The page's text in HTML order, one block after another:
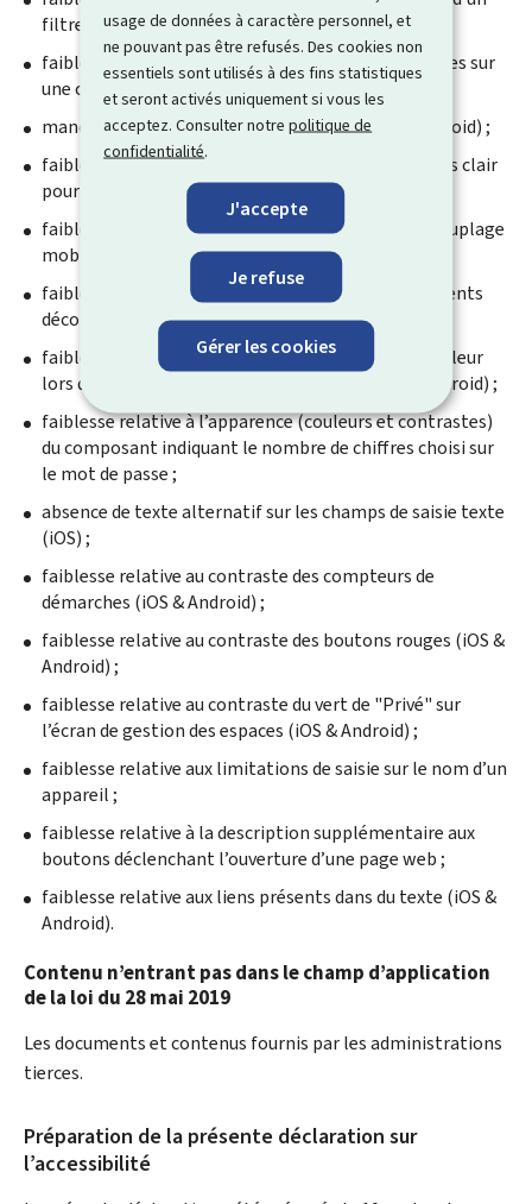
usage de données à caractère personnel, et
ne pouvant pas être refusés. Des cookies non
essentiels sont utilisés à des fins statistiques
et seront activés uniquement si vous les
acceptez. Consulter notrepolitique de
confidentialité.
J'accepte
Je refuse
Gérer les cookies
filtre (iOS & Android) ;
faiblesse relative à l’icône communications non lues sur
une carte d’une démarche (iOS & Android) ;
manque de documents PDF accessibles (iOS & Android) ;
faiblesse relative au contraste du gris foncé sur gris clair
pour les titres et textes (iOS & Android) ;
faiblesse relative à l’animation QR Code dans le couplage
mobile / l’ajout d'un document (iOS & Android) ;
faiblesse relative à la lecture/consultation d’éléments
décoratifs (Android) ;
faiblesse relative à l’information portée par la couleur
lors du couplage de l’appareil (3 étapes) (iOS & Android) ;
faiblesse relative à l’apparence (couleurs et contrastes)
du composant indiquant le nombre de chiffres choisi sur
le mot de passe ;
absence de texte alternatif sur les champs de saisie texte
(iOS) ;
faiblesse relative au contraste des compteurs de
démarches (iOS & Android) ;
faiblesse relative au contraste des boutons rouges (iOS &
Android) ;
faiblesse relative au contraste du vert de "Privé" sur
l’écran de gestion des espaces (iOS & Android) ;
faiblesse relative aux limitations de saisie sur le nom d’un
appareil ;
faiblesse relative à la description supplémentaire aux
boutons déclenchant l’ouverture d’une page web ;
faiblesse relative aux liens présents dans du texte (iOS &
Android).
Contenu n’entrant pas dans le champ d’application
de la loi du 28 mai 2019
Les documents et contenus fournis par les administrations
tierces.
Préparation de la présente déclaration sur
l’accessibilité